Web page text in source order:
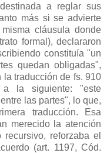
a reglar sus
más si se advierte
cláusula donde
formal), declararon
constituía "un
quedan obligadas",
la traducción de fs. 910
la siguiente: "este
las partes", lo que,
traducción. Esa
merecido la atención
reforzaba el
(art. 1197, Cód.